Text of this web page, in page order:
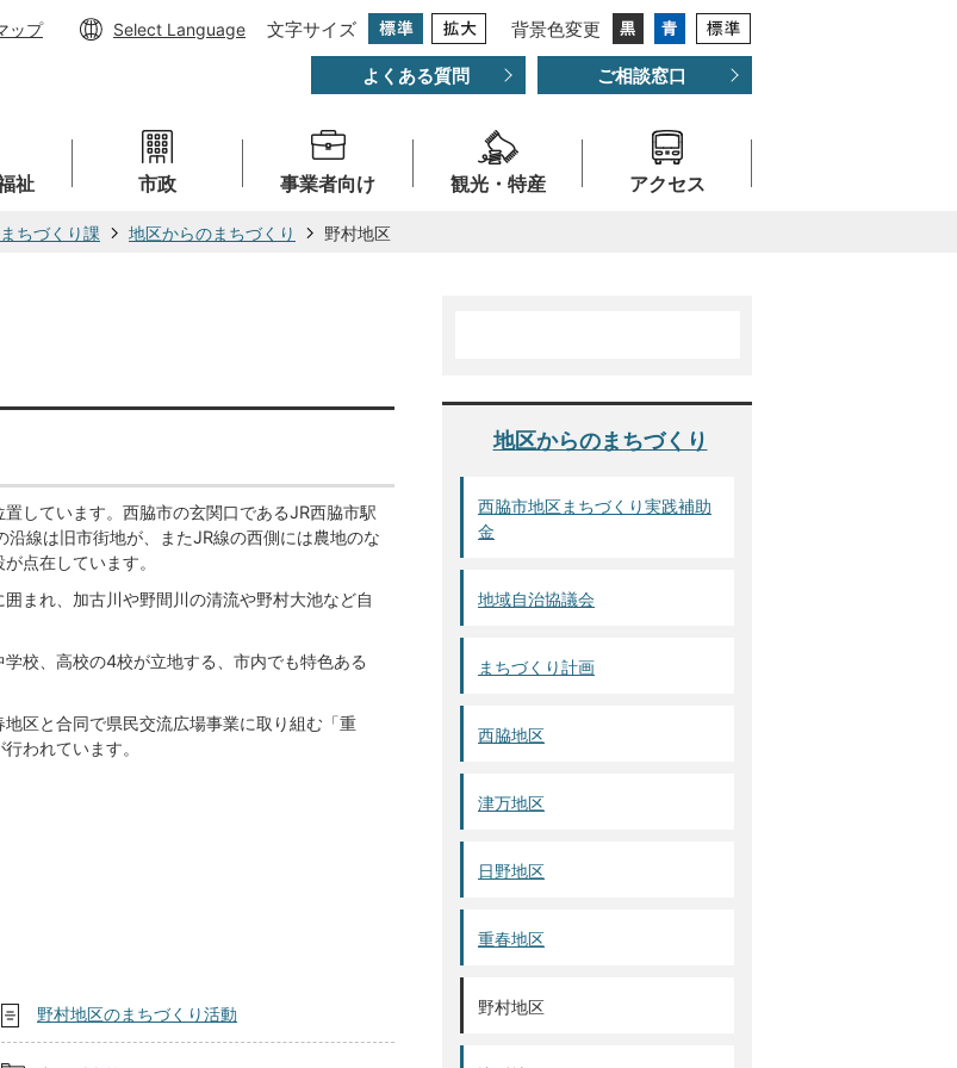
ップ Select Language 文字サイズ 背景色変更
よくある質問 ご相談窓口
祉 市政 事業者向け 観光・特産 アクセス
まちづくり課 地区からのまちづくり 野村地区
しています。西脇市の玄関口であるJR西脇市駅
線は旧市街地が、またJR線の西側には農地のな
点在しています。
まれ、加古川や野間川の清流や野村大池など自
校、高校の4校が立地する、市内でも特色ある
区と合同で県民交流広場事業に取り組む「重
われています。
野村地区のまちづくり活動
地区からのまちづくり
西脇市地区まちづくり実践補助
金
地域自治協議会
まちづくり計画
西脇地区
津万地区
日野地区
重春地区
野村地区